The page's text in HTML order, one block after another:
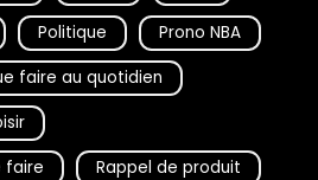
Politique
Prono NBA
faire au quotidien
faire
Rappel de produit